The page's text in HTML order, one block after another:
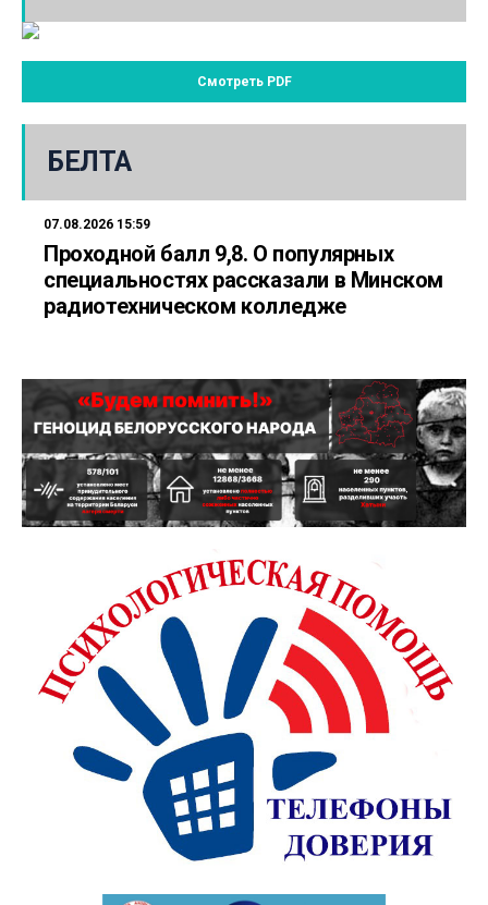
Смотреть PDF
БЕЛТА
07.08.2026 15:59
Проходной балл 9,8. О популярных
специальностях рассказали в Минском
радиотехническом колледже